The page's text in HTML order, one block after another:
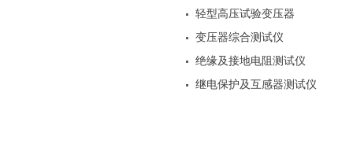
轻型高压试验变压器
变压器综合测试仪
绝缘及接地电阻测试仪
继电保护及互感器测试仪